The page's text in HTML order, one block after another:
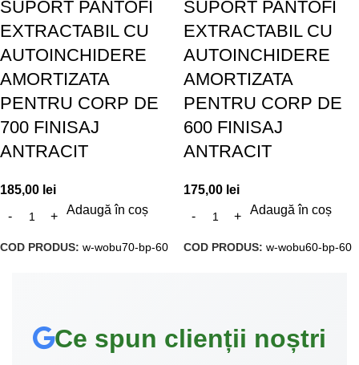
SUPORT PANTOFI
EXTRACTABIL CU
AUTOINCHIDERE
AMORTIZATA
PENTRU CORP DE
700 FINISAJ
ANTRACIT
185,00 lei
Adaugă în coș
COD PRODUS: w-wobu70-bp-60
SUPORT PANTOFI
EXTRACTABIL CU
AUTOINCHIDERE
AMORTIZATA
PENTRU CORP DE
600 FINISAJ
ANTRACIT
175,00 lei
Adaugă în coș
COD PRODUS: w-wobu60-bp-60
Ce spun clienții noștri